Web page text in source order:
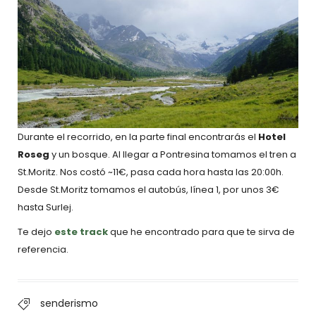
Durante el recorrido, en la parte final encontrarás el Hotel
Roseg y un bosque. Al llegar a Pontresina tomamos el tren a
St.Moritz. Nos costó ~11€, pasa cada hora hasta las 20:00h.
Desde St.Moritz tomamos el autobús, línea 1, por unos 3€
hasta Surlej.
Te dejo este trackque he encontrado para que te sirva de
referencia.
senderismo